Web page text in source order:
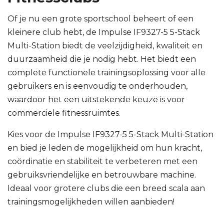
Of je nu een grote sportschool beheert of een
kleinere club hebt, de Impulse IF9327-5 5-Stack
Multi-Station biedt de veelzijdigheid, kwaliteit en
duurzaamheid die je nodig hebt. Het biedt een
complete functionele trainingsoplossing voor alle
gebruikers en is eenvoudig te onderhouden,
waardoor het een uitstekende keuze is voor
commerciële fitnessruimtes.
Kies voor de Impulse IF9327-5 5-Stack Multi-Station
en bied je leden de mogelijkheid om hun kracht,
coördinatie en stabiliteit te verbeteren met een
gebruiksvriendelijke en betrouwbare machine.
Ideaal voor grotere clubs die een breed scala aan
trainingsmogelijkheden willen aanbieden!